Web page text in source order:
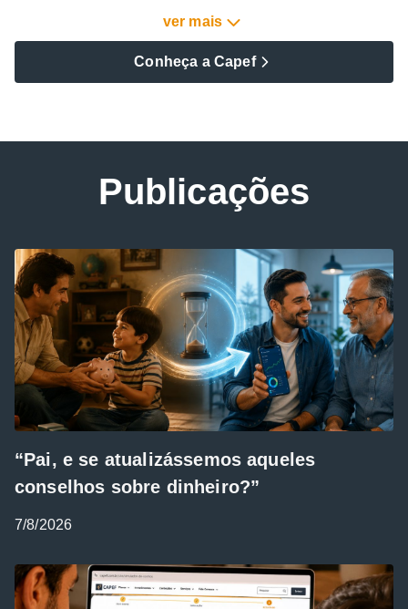
ver mais
Conheça a Capef
Publicações
“Pai, e se atualizássemos aqueles
conselhos sobre dinheiro?”
7/8/2026